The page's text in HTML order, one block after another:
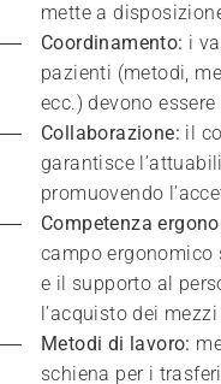
«Qui mi sento a casa»
20.01.2027
mette a
Coordinamento: i
pazienti (metodi,
ecc.) devono
Collaborazione: il
garantisce
promuovendo
Competenza
campo ergonomico
e il supporto al
l’acquisto dei
Metodi di lavoro:
schiena per i